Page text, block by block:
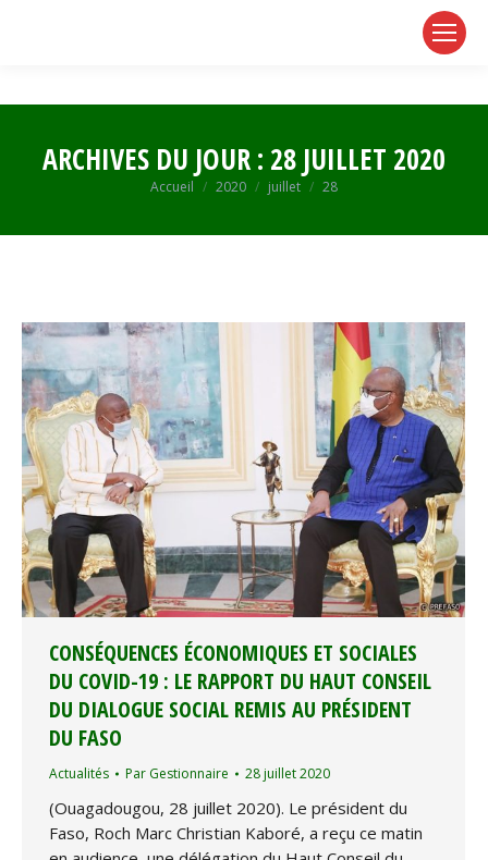
ARCHIVES DU JOUR : 28 JUILLET 2020
Vous êtes ici :
Accueil 2020 juillet 28
CONSÉQUENCES ÉCONOMIQUES ET SOCIALES
DU COVID-19 : LE RAPPORT DU HAUT CONSEIL
DU DIALOGUE SOCIAL REMIS AU PRÉSIDENT
DU FASO
Actualités Par Gestionnaire 28 juillet 2020
(Ouagadougou, 28 juillet 2020). Le président du
Faso, Roch Marc Christian Kaboré, a reçu ce matin